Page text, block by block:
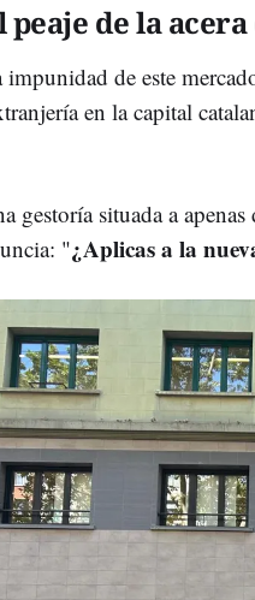
peaje de la
impunidad de este
en la capital
gestoría situada a
"¿Aplicas a la